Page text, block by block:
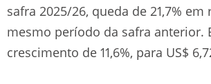
safra 2025/26, queda de 21,7% em
mesmo período da safra anterior.
crescimento de 11,6%, para US$